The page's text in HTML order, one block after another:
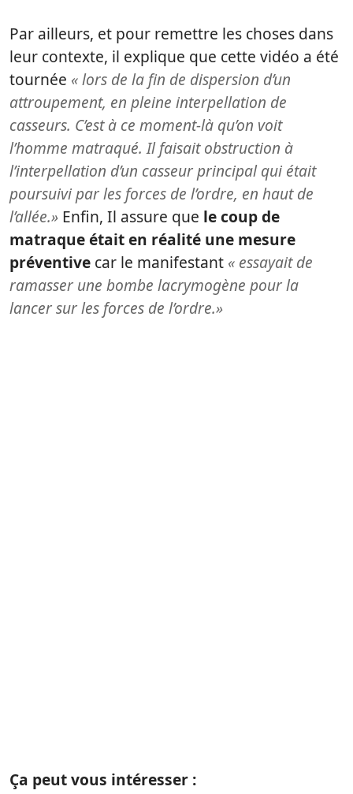
Par ailleurs, et pour remettre les choses dans
leur contexte, il explique que cette vidéo a été
tournée « lors de la fin de dispersion d’un
attroupement, en pleine interpellation de
casseurs. C’est à ce moment-là qu’on voit
l’homme matraqué. Il faisait obstruction à
l’interpellation d’un casseur principal qui était
poursuivi par les forces de l’ordre, en haut de
l’allée.» Enfin, Il assure que le coup de
matraque était en réalité une mesure
préventive car le manifestant « essayait de
ramasser une bombe lacrymogène pour la
lancer sur les forces de l’ordre.»
Ça peut vous intéresser :